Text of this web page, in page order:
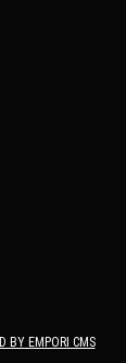
BY EMPORI CMS